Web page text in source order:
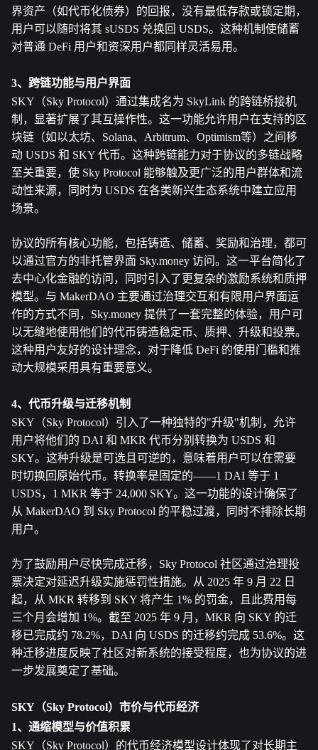
界资产（如代币化债券）的回报，没有最低存款或锁定期，
用户可以随时将其 sUSDS 兑换回 USDS。这种机制使储蓄
对普通 DeFi 用户和资深用户都同样灵活易用。
3、跨链功能与用户界面
SKY（Sky Protocol）通过集成名为 SkyLink 的跨链桥接机
制，显著扩展了其互操作性。这一功能允许用户在支持的区
块链（如以太坊、Solana、Arbitrum、Optimism等）之间移
动 USDS 和 SKY 代币。这种跨链能力对于协议的多链战略
至关重要，使 Sky Protocol 能够触及更广泛的用户群体和流
动性来源，同时为 USDS 在各类新兴生态系统中建立应用
场景。
协议的所有核心功能，包括铸造、储蓄、奖励和治理，都可
以通过官方的非托管界面 Sky.money 访问。这一平台简化了
去中心化金融的访问，同时引入了更复杂的激励系统和质押
模型。与 MakerDAO 主要通过治理交互和有限用户界面运
作的方式不同，Sky.money 提供了一套完整的体验，用户可
以无缝地使用他们的代币铸造稳定币、质押、升级和投票。
这种用户友好的设计理念，对于降低 DeFi 的使用门槛和推
动大规模采用具有重要意义。
4、代币升级与迁移机制
SKY（Sky Protocol）引入了一种独特的"升级"机制，允许
用户将他们的 DAI 和 MKR 代币分别转换为 USDS 和
SKY。这种升级是可选且可逆的，意味着用户可以在需要
时切换回原始代币。转换率是固定的——1 DAI 等于 1
USDS，1 MKR 等于 24,000 SKY。这一功能的设计确保了
从 MakerDAO 到 Sky Protocol 的平稳过渡，同时不排除长期
用户。
为了鼓励用户尽快完成迁移，Sky Protocol 社区通过治理投
票决定对延迟升级实施惩罚性措施。从 2025 年 9 月 22 日
起，从 MKR 转移到 SKY 将产生 1% 的罚金，且此费用每
三个月会增加 1%。截至 2025 年 9 月，MKR 向 SKY 的迁
移已完成约 78.2%，DAI 向 USDS 的迁移约完成 53.6%。这
种迁移进度反映了社区对新系统的接受程度，也为协议的进
一步发展奠定了基础。
SKY（Sky Protocol）市价与代币经济
1、通缩模型与价值积累
SKY（Sky Protocol）的代币经济模型设计体现了对长期主